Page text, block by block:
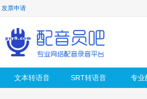
发票申请
文本转语音 SRT转语音 专业